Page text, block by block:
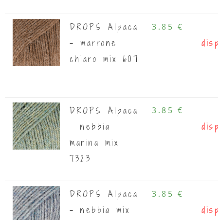
DROPS Alpaca
- marrone
chiaro mix 607
3.85 €
DROPS Alpaca
- nebbia
marina mix
7323
3.85 €
DROPS Alpaca
- nebbia mix
3.85 €